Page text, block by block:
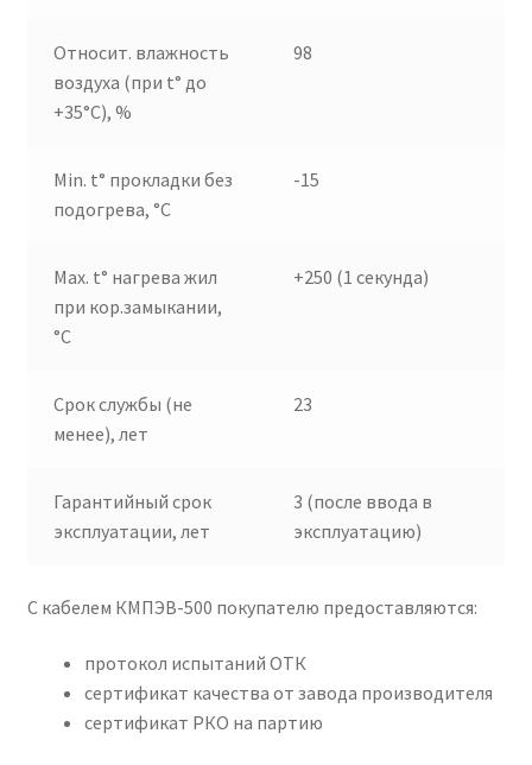
Относит. влажность
воздуха (при t° до
+35°C), %
98
Min. t° прокладки без
подогрева, °C
-15
Max. t° нагрева жил
при кор.замыкании,
°C
+250 (1 секунда)
Срок службы (не
менее), лет
23
Гарантийный срок
эксплуатации, лет
3 (после ввода в
эксплуатацию)
С кабелем КМПЭВ-500 покупателю предоставляются:
протокол испытаний ОТК
сертификат качества от завода производителя
сертификат РКО на партию